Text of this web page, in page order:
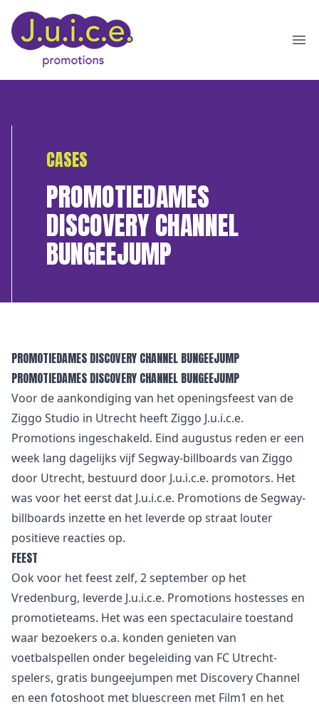
CASES
PROMOTIEDAMES
DISCOVERY CHANNEL
BUNGEEJUMP
PROMOTIEDAMES DISCOVERY CHANNEL BUNGEEJUMP
PROMOTIEDAMES DISCOVERY CHANNEL BUNGEEJUMP
Voor de aankondiging van het openingsfeest van de
Ziggo Studio in Utrecht heeft Ziggo J.u.i.c.e.
Promotions ingeschakeld. Eind augustus reden er een
week lang dagelijks vijf Segway-billboards van Ziggo
door Utrecht, bestuurd door J.u.i.c.e. promotors. Het
was voor het eerst dat J.u.i.c.e. Promotions de Segway-
billboards inzette en het leverde op straat louter
positieve reacties op.
FEEST
Ook voor het feest zelf, 2 september op het
Vredenburg, leverde J.u.i.c.e. Promotions hostesses en
promotieteams. Het was een spectaculaire toestand
waar bezoekers o.a. konden genieten van
voetbalspellen onder begeleiding van FC Utrecht-
spelers, gratis bungeejumpen met Discovery Channel
en een fotoshoot met bluescreen met Film1 en het